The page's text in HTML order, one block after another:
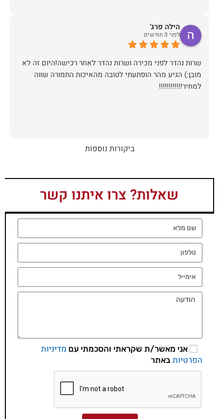
הילה פרג'
לפני 3 חודשים
שרות נהדר לפני מכירה ושרות נהדר לאחר רכישה!היום זה לא
מובן:) הגיע מהר הופתעתי לטובה מהאיכות התמורה שווה
למחיר!!!!!!!!!!!!
ביקורות נוספות
שאלות? צרו איתנו קשר
אני מאשר/ת שקראתי והסכמתי עם מדיניות
הפרטיות באתר